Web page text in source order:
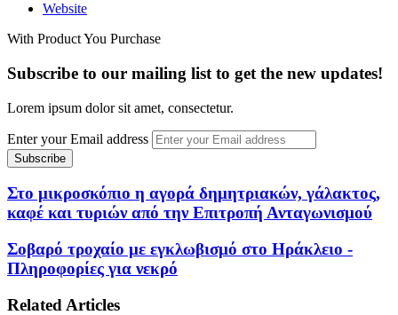
Website
With Product You Purchase
Subscribe to our mailing list to get the new updates!
Lorem ipsum dolor sit amet, consectetur.
Enter your Email address
Στο μικροσκόπιο η αγορά δημητριακών, γάλακτος,
καφέ και τυριών από την Επιτροπή Ανταγωνισμού
Σοβαρό τροχαίο με εγκλωβισμό στο Ηράκλειο -
Πληροφορίες για νεκρό
Related Articles